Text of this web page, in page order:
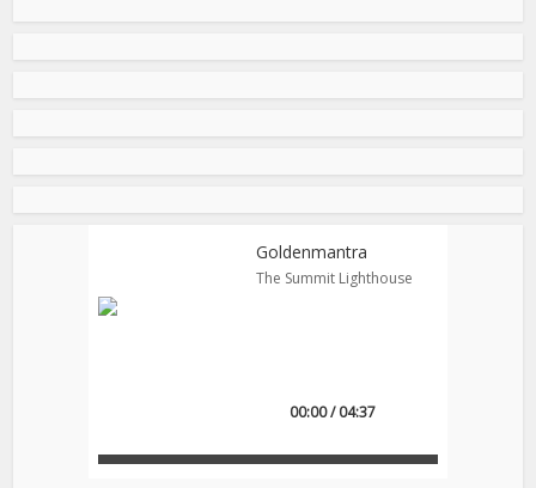
Goldenmantra
The Summit Lighthouse
00:00 / 04:37